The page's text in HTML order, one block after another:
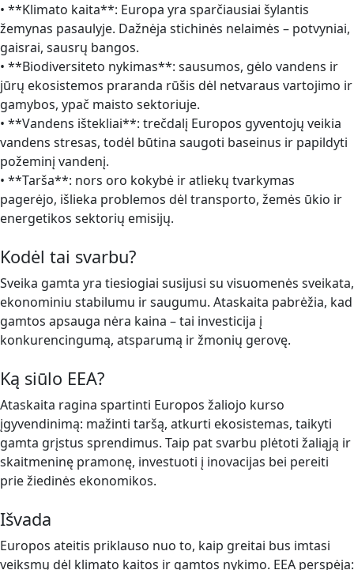
• **Klimato kaita**: Europa yra sparčiausiai šylantis
žemynas pasaulyje. Dažnėja stichinės nelaimės – potvyniai,
gaisrai, sausrų bangos.
• **Biodiversiteto nykimas**: sausumos, gėlo vandens ir
jūrų ekosistemos praranda rūšis dėl netvaraus vartojimo ir
gamybos, ypač maisto sektoriuje.
• **Vandens ištekliai**: trečdalį Europos gyventojų veikia
vandens stresas, todėl būtina saugoti baseinus ir papildyti
požeminį vandenį.
• **Tarša**: nors oro kokybė ir atliekų tvarkymas
pagerėjo, išlieka problemos dėl transporto, žemės ūkio ir
energetikos sektorių emisijų.
Kodėl tai svarbu?
Sveika gamta yra tiesiogiai susijusi su visuomenės sveikata,
ekonominiu stabilumu ir saugumu. Ataskaita pabrėžia, kad
gamtos apsauga nėra kaina – tai investicija į
konkurencingumą, atsparumą ir žmonių gerovę.
Ką siūlo EEA?
Ataskaita ragina spartinti Europos žaliojo kurso
įgyvendinimą: mažinti taršą, atkurti ekosistemas, taikyti
gamta grįstus sprendimus. Taip pat svarbu plėtoti žaliąją ir
skaitmeninę pramonę, investuoti į inovacijas bei pereiti
prie žiedinės ekonomikos.
Išvada
Europos ateitis priklauso nuo to, kaip greitai bus imtasi
veiksmų dėl klimato kaitos ir gamtos nykimo. EEA perspėja: